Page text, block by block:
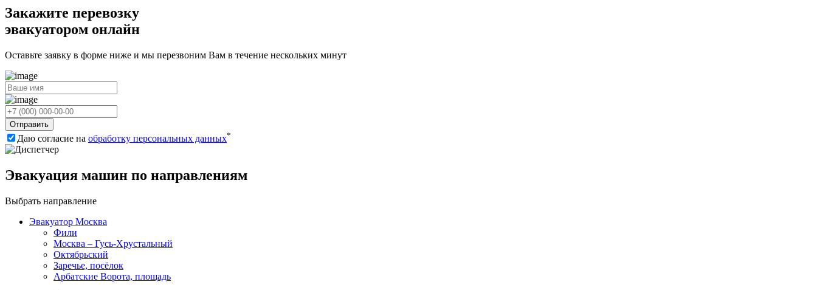
Закажите перевозку
эвакуатором онлайн
Оставьте заявку в форме ниже и мы перезвоним Вам в течение нескольких минут
Отправить
Даю согласие на обработку персональных данных*
Эвакуация машин по направлениям
Выбрать направление
Эвакуатор Москва
Фили
Москва – Гусь-Хрустальный
Октябрьский
Заречье, посёлок
Арбатские Ворота, площадь